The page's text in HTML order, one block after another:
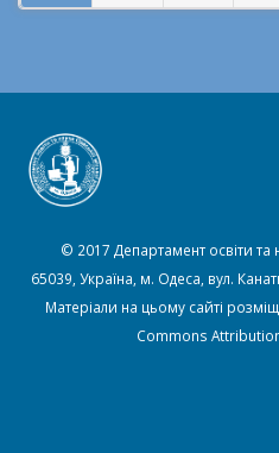
© 2017 Департамент освіти та
65039, Україна, м. Одеса, вул.
Матеріали на цьому сайті
Commons